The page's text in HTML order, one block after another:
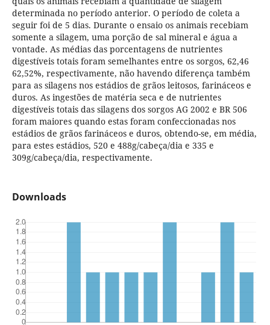
determinada no período anterior. O período de coleta a
seguir foi de 5 dias. Durante o ensaio os animais recebiam
somente a silagem, uma porção de sal mineral e água a
vontade. As médias das porcentagens de nutrientes
digestíveis totais foram semelhantes entre os sorgos, 62,46
62,52%, respectivamente, não havendo diferença também
para as silagens nos estádios de grãos leitosos, farináceos e
duros. As ingestões de matéria seca e de nutrientes
digestíveis totais das silagens dos sorgos AG 2002 e BR 506
foram maiores quando estas foram confeccionadas nos
estádios de grãos farináceos e duros, obtendo-se, em média,
para estes estádios, 520 e 488g/cabeça/dia e 335 e
309g/cabeça/dia, respectivamente.
Downloads